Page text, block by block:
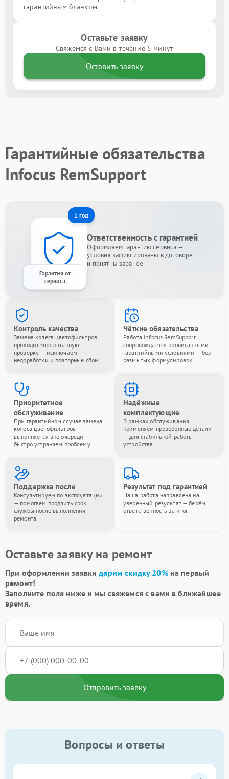
гарантийным бланком.
Оставьте заявку
Свяжемся с Вами в течение 5 минут
Оставить заявку
Гарантийные обязательства
Infocus RemSupport
1 год
Гарантия от
сервиса
Ответственность с гарантией
Оформляем гарантию сервиса —
условия зафиксированы в договоре
и понятны заранее.
Контроль качества
Замена колеса цветофильтров
проходит многоэтапную
проверку — исключаем
недоработки и повторные сбои.
Чёткие обязательства
Работа Infocus RemSupport
сопровождается прописанными
гарантийными условиями — без
размытых формулировок.
Приоритетное
обслуживание
При гарантийном случае замена
колеса цветофильтров
выполняется вне очереди —
быстро устраняем проблему.
Надёжные
комплектующие
В рамках обслуживания
применяем проверенные детали
— для стабильной работы
устройства.
Поддержка после
Консультируем по эксплуатации
— помогаем продлить срок
службы после выполнения
ремонта.
Результат под гарантией
Наша работа направлена на
уверенный результат — берём
ответственность за итог.
Оставьте заявку на ремонт
При оформлении заявкидарим скидку 20%на первый
ремонт!
Заполните поля ниже и мы свяжемся с вами в ближайшее
время.
Отправить заявку
Вопросы и ответы